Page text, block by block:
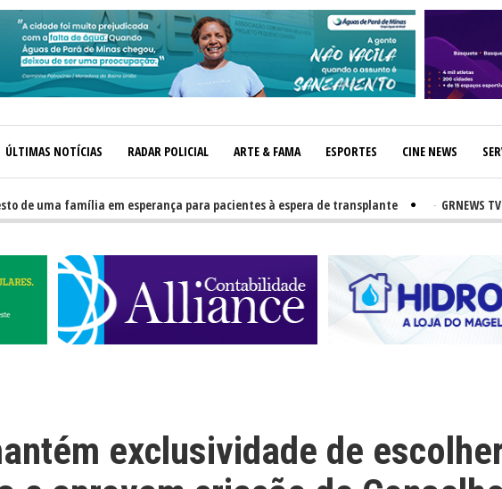
ÚLTIMAS NOTÍCIAS RADAR POLICIAL ARTE & FAMA ESPORTES CINE NEWS
família em esperança para pacientes à espera de transplante - GRNEWS TV:
exclusividade de